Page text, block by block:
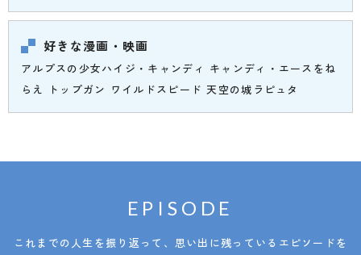
好きな漫画・映画
アルプスの少女ハイジ・キャンディ キャンディ・エースをね
らえ トップガン ワイルドスピード 天空の城ラピュタ
EPISODE
これまでの人生を振り返って、思い出に残っているエピソードを